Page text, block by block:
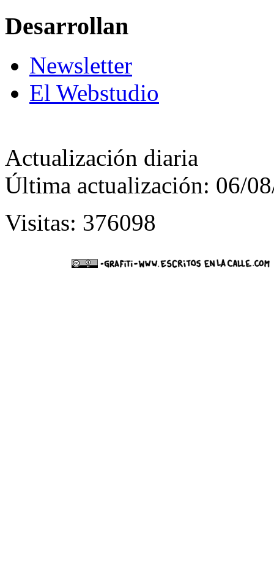
Desarrollan
Newsletter
El Webstudio
Actualización diaria
Última actualización: 06/
Visitas: 376098